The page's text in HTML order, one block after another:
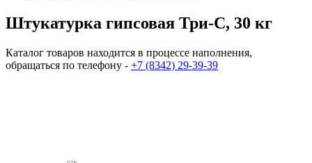
Штукатурка гипсовая Три-С, 30 кг
Каталог товаров находится в процессе наполнения,
обращаться по телефону - +7 (8342) 29-39-39